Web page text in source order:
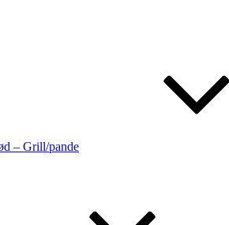
– Grill/pande